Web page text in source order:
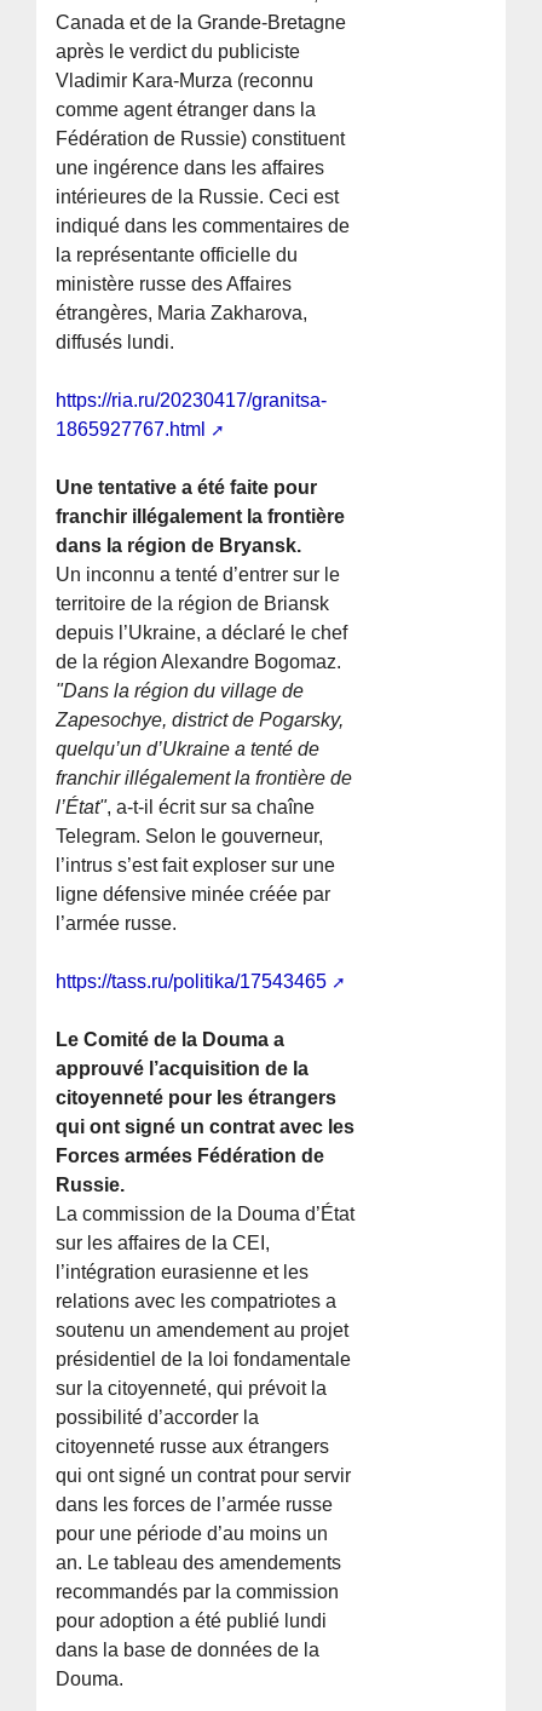
Canada et de la Grande-Bretagne
après le verdict du publiciste
Vladimir Kara-Murza (reconnu
comme agent étranger dans la
Fédération de Russie) constituent
une ingérence dans les affaires
intérieures de la Russie. Ceci est
indiqué dans les commentaires de
la représentante officielle du
ministère russe des Affaires
étrangères, Maria Zakharova,
diffusés lundi.
https://ria.ru/20230417/granitsa-
1865927767.html
Une tentative a été faite pour
franchir illégalement la frontière
dans la région de Bryansk.
Un inconnu a tenté d’entrer sur le
territoire de la région de Briansk
depuis l’Ukraine, a déclaré le chef
de la région Alexandre Bogomaz.
"Dans la région du village de
Zapesochye, district de Pogarsky,
quelqu’un d’Ukraine a tenté de
franchir illégalement la frontière de
l’État", a-t-il écrit sur sa chaîne
Telegram. Selon le gouverneur,
l’intrus s’est fait exploser sur une
ligne défensive minée créée par
l’armée russe.
https://tass.ru/politika/17543465
Le Comité de la Douma a
approuvé l’acquisition de la
citoyenneté pour les étrangers
qui ont signé un contrat avec les
Forces armées Fédération de
Russie.
La commission de la Douma d’État
sur les affaires de la CEI,
l’intégration eurasienne et les
relations avec les compatriotes a
soutenu un amendement au projet
présidentiel de la loi fondamentale
sur la citoyenneté, qui prévoit la
possibilité d’accorder la
citoyenneté russe aux étrangers
qui ont signé un contrat pour servir
dans les forces de l’armée russe
pour une période d’au moins un
an. Le tableau des amendements
recommandés par la commission
pour adoption a été publié lundi
dans la base de données de la
Douma.